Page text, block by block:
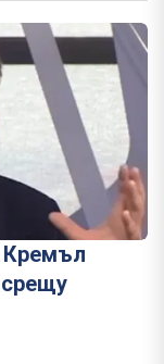
Кремъл